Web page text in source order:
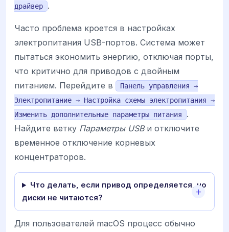
драйвер
.
Часто проблема кроется в настройках
электропитания USB-портов. Система может
пытаться экономить энергию, отключая порты,
что критично для приводов с двойным
питанием. Перейдите в
Панель управления →
Электропитание → Настройка схемы электропитания →
Изменить дополнительные параметры питания
.
Найдите ветку Параметры USBи отключите
временное отключение корневых
концентраторов.
Что делать, если привод определяется, но
диски не читаются?
Для пользователей macOS процесс обычно